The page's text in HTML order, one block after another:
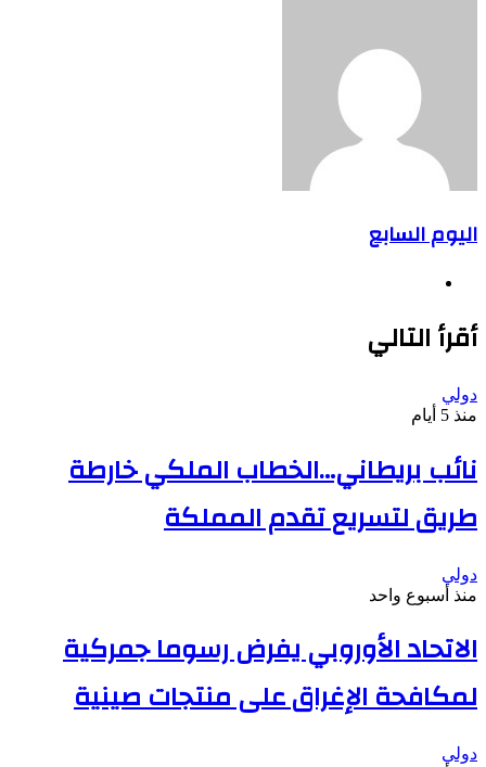
اليوم السابع
أقرأ التالي
دولي
منذ 5 أيام
نائب بريطاني…الخطاب الملكي خارطة
طريق لتسريع تقدم المملكة
دولي
منذ أسبوع واحد
الاتحاد الأوروبي يفرض رسوما جمركية
لمكافحة الإغراق على منتجات صينية
دولي